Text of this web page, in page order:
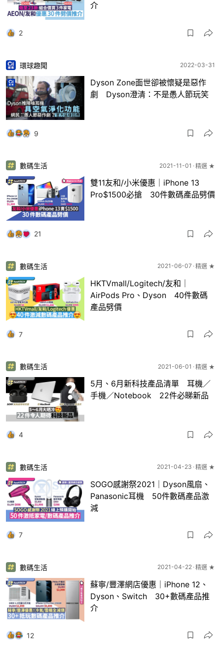
介
2
環球趣聞 2022-03-31
Dyson Zone面世卻被懷疑是惡作
劇 Dyson澄清：不是愚人節玩笑
9
數碼生活 2021-11-01 精選 ★
雙11友和/小米優惠｜iPhone 13
Pro$1500必搶 30件數碼產品劈價
21
數碼生活 2021-06-07 精選 ★
HKTVmall/Logitech/友和｜
AirPods Pro、Dyson 40件數碼
產品劈價
7
數碼生活 2021-06-01 精選 ★
5月、6月新科技產品清單 耳機／
手機／Notebook 22件必睇新品
4
數碼生活 2021-04-23 精選 ★
SOGO感謝祭2021｜Dyson風扇、
Panasonic耳機 50件數碼產品激
減
7
數碼生活 2021-04-22 精選 ★
蘇寧/豐澤網店優惠｜iPhone 12、
Dyson、Switch 30+數碼產品推
介
12